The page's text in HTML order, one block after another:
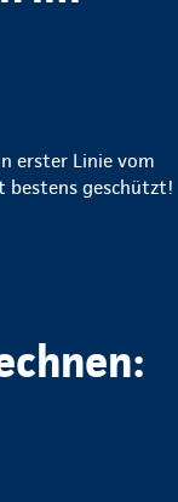
erster Linie vom
bestens geschützt!